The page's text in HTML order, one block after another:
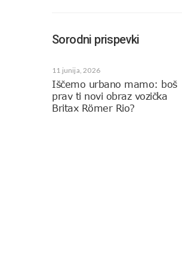
Sorodni prispevki
11 junija, 2026
Iščemo urbano mamo: boš
prav ti novi obraz vozička
Britax Römer Rio?